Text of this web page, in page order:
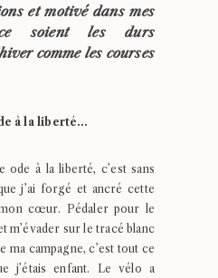
et motivé dans mes
soient les durs
comme les courses
à la liberté…
à la liberté, c’est sans
j’ai forgé et ancré cette
cœur. Pédaler pour le
m’évader sur le tracé blanc
ma campagne, c’est tout ce
j’étais enfant. Le vélo a